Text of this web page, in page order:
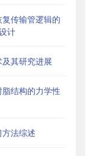
传输管逻辑的
计
其研究进展
结构的力学性
法综述